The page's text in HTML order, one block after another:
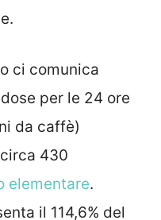
ci comunica
per le 24 ore
da caffè)
430
elementare.
il 114,6% del